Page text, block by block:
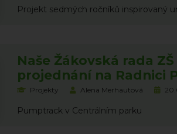
Projekt sedmých ročníků inspirovaný
Naše Žákovská rada
projednání na Radnici
Projekty Alena Merhautová
Pumptrack v Centrálním parku